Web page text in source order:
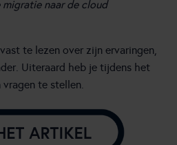
naar de cloud
te lezen over zijn ervaringen,
Uiteraard heb je tijdens het
te stellen.